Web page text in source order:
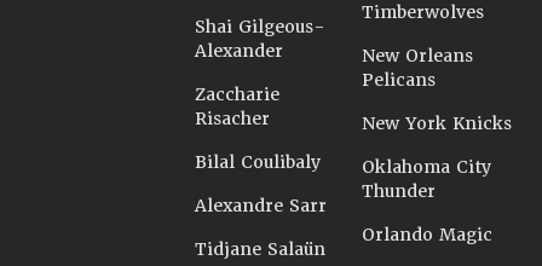
Shai Gilgeous-
Alexander
Zaccharie
Risacher
Bilal Coulibaly
Alexandre Sarr
Tidjane Salaün
Timberwolves
New Orleans
Pelicans
New York Knicks
Oklahoma City
Thunder
Orlando Magic